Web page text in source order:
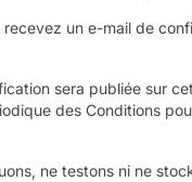
un e-mail de
sera publiée sur
des Conditions
ne testons ni ne